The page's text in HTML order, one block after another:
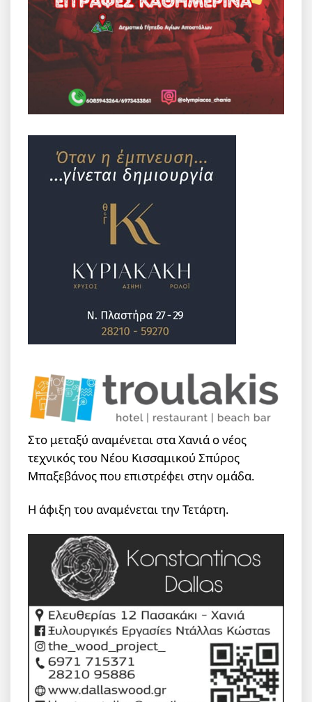
Στο μεταξύ αναμένεται στα Χανιά ο νέος
τεχνικός του Νέου Κισσαμικού Σπύρος
Μπαξεβάνος που επιστρέφει στην ομάδα.
Η άφιξη του αναμένεται την Τετάρτη.